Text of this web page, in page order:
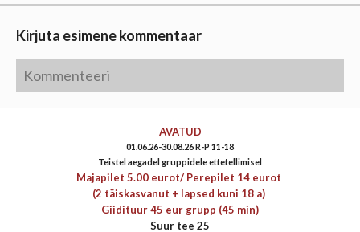
Kirjuta esimene kommentaar
AVATUD
01.06.26-30.08.26 R-P 11-18
Teistel aegadel gruppidele ettetellimisel
Majapilet 5.00 eurot/ Perepilet 14 eurot
(2 täiskasvanut + lapsed kuni 18 a)
Giidituur 45 eur grupp (45 min)
Suur tee 25